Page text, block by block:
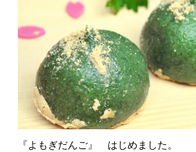
『よもぎだんご』 はじめました。